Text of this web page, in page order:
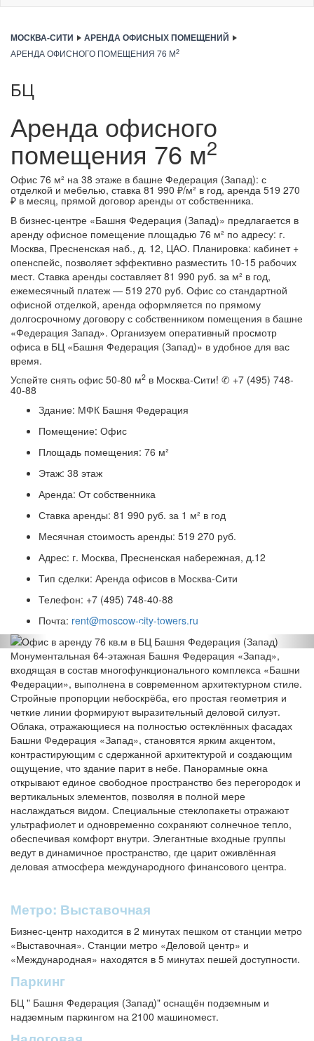
МОСКВА-СИТИ АРЕНДА ОФИСНЫХ ПОМЕЩЕНИЙ
АРЕНДА ОФИСНОГО ПОМЕЩЕНИЯ 76 М2
БЦ
Аренда офисного
помещения 76 м2
Офис 76 м² на 38 этаже в башне Федерация (Запад): с
отделкой и мебелью, ставка 81 990 ₽/м² в год, аренда 519 270
₽ в месяц, прямой договор аренды от собственника.
В бизнес-центре «Башня Федерация (Запад)» предлагается в
аренду офисное помещение площадью 76 м² по адресу: г.
Москва, Пресненская наб., д. 12, ЦАО. Планировка: кабинет +
опенспейс, позволяет эффективно разместить 10-15 рабочих
мест. Ставка аренды составляет 81 990 руб. за м² в год,
ежемесячный платеж — 519 270 руб. Офис со стандартной
офисной отделкой, аренда оформляется по прямому
долгосрочному договору с собственником помещения в башне
«Федерация Запад». Организуем оперативный просмотр
офиса в БЦ «Башня Федерация (Запад)» в удобное для вас
время.
Успейте снять офис 50-80 м2 в Москва-Сити! ✆ +7 (495) 748-
40-88
Здание: МФК Башня Федерация
Помещение: Офис
Площадь помещения: 76 м²
Этаж: 38 этаж
Аренда: От собственника
Ставка аренды: 81 990 руб. за 1 м² в год
Месячная стоимость аренды: 519 270 руб.
Адрес: г. Москва, Пресненская набережная, д.12
Тип сделки: Аренда офисов в Москва-Сити
Телефон: +7 (495) 748-40-88
Почта: rent@moscow-city-towers.ru
Previous
Монументальная 64‑этажная Башня Федерация «Запад»,
входящая в состав многофункционального комплекса «Башни
Федерации», выполнена в современном архитектурном стиле.
Стройные пропорции небоскрёба, его простая геометрия и
четкие линии формируют выразительный деловой силуэт.
Облака, отражающиеся на полностью остеклённых фасадах
Башни Федерация «Запад», становятся ярким акцентом,
контрастирующим с сдержанной архитектурой и создающим
ощущение, что здание парит в небе. Панорамные окна
открывают единое свободное пространство без перегородок и
вертикальных элементов, позволяя в полной мере
наслаждаться видом. Специальные стеклопакеты отражают
ультрафиолет и одновременно сохраняют солнечное тепло,
обеспечивая комфорт внутри. Элегантные входные группы
ведут в динамичное пространство, где царит оживлённая
деловая атмосфера международного финансового центра.
Метро: Выставочная
Бизнес-центр находится в 2 минутах пешком от станции метро
«Выставочная». Станции метро «Деловой центр» и
«Международная» находятся в 5 минутах пешей доступности.
Паркинг
БЦ " Башня Федерация (Запад)" оснащён подземным и
надземным паркингом на 2100 машиномест.